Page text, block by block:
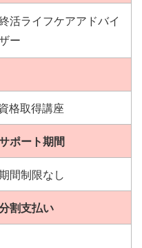
活ライフケアアドバイ
ー
格取得講座
ポート期間
間制限なし
割支払い